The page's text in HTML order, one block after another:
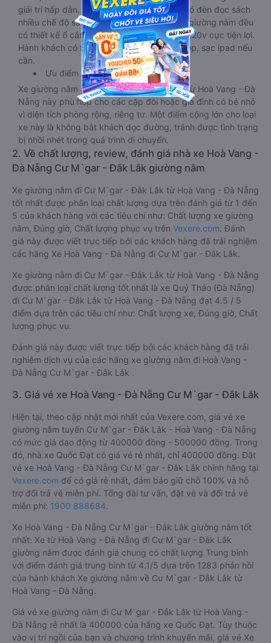
giải trí hấp dẫn. Trong phòng có tai nghe, có đèn đọc sách
nhiều chế độ sáng, wifi tốc độ cao. Tại mỗi giường nằm đều
có thiết kế ổ cắm sạc đa năng nguồn điện 220v cực tiện lợi.
Hành khách có thể sạc điện thoại, sạc laptop, sạc ipad nếu
cần.
Ưu điểm
Xe giường nằm đôi đi Cư M`gar - Đắk Lắk từ Hoà Vang - Đà
Nẵng này phù hợp cho các cặp đôi hoặc gia đình có bé nhỏ
vì diện tích phòng rộng, riêng tư. Một điểm cộng lớn cho loại
xe này là không bắt khách dọc đường, tránh được tình trạng
bị nhồi nhét trong quá trình di chuyển.
2. Về chất lượng, review, đánh giá nhà xe Hoà Vang -
Đà Nẵng Cư M`gar - Đắk Lắk giường nằm
Xe giường nằm đi Cư M`gar - Đắk Lắk từ Hoà Vang - Đà Nẵng
tốt nhất được phân loại chất lượng dựa trên đánh giá từ 1 đến
5 của khách hàng với các tiêu chí như: Chất lượng xe giường
nằm, Đúng giờ, Chất lượng phục vụ trên Vexere.com. Đánh
giá này được viết trực tiếp bởi các khách hàng đã trải nghiệm
các hãng Xe Hoà Vang - Đà Nẵng đi Cư M`gar - Đắk Lắk.
Xe giường nằm đi Cư M`gar - Đắk Lắk từ Hoà Vang - Đà Nẵng
được phân loại chất lượng tốt nhất là xe Quý Thảo (Đà Nẵng)
đi Cư M`gar - Đắk Lắk từ Hoà Vang - Đà Nẵng đạt 4.5 / 5
điểm dựa trên các tiêu chí như: Chất lượng xe, Đúng giờ, Chất
lượng phục vụ.
Đánh giá này được viết trực tiếp bởi các khách hàng đã trải
nghiệm dịch vụ của các hãng xe giường nằm đi Hoà Vang -
Đà Nẵng Cư M`gar - Đắk Lắk .
3. Giá vé xe Hoà Vang - Đà Nẵng Cư M`gar - Đắk Lắk
Hiện tại, theo cập nhật mới nhất của Vexere.com, giá vé xe
giường nằm tuyến Cư M`gar - Đắk Lắk - Hoà Vang - Đà Nẵng
có mức giá dao động từ 400000 đồng - 500000 đồng. Trong
đó, nhà xe Quốc Đạt có giá vé rẻ nhất, chỉ 400000 đồng. Đặt
vé xe Hoà Vang - Đà Nẵng Cư M`gar - Đắk Lắk chính hãng tại
Vexere.com để có giá rẻ nhất, đảm bảo giữ chỗ 100% và hỗ
trợ đổi trả vé miễn phí. Tổng đài tư vấn, đặt vé và đổi trả vé
miễn phí: 1900 888684.
Xe Hoà Vang - Đà Nẵng Cư M`gar - Đắk Lắk giường nằm tốt
nhất: Xe từ Hoà Vang - Đà Nẵng đi Cư M`gar - Đắk Lắk
giường nằm được đánh giá chung có chất lượng Trung bình
với điểm đánh giá trung bình từ 4.1/5 dựa trên 1283 phản hồi
của hành khách Xe giường nằm về Cư M`gar - Đắk Lắk từ
Hoà Vang - Đà Nẵng.
Giá vé xe giường nằm đi Cư M`gar - Đắk Lắk từ Hoà Vang -
Đà Nẵng rẻ nhất là 400000 của hãng xe Quốc Đạt. Tùy thuộc
vào vị trí ngồi của bạn và chương trình khuyến mãi, giá vé Xe